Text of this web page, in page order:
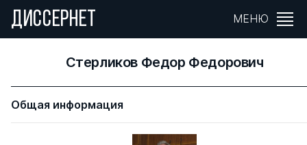
ДИССЕРНЕТ МЕНЮ
Стерликов Федор Федорович
Общая информация